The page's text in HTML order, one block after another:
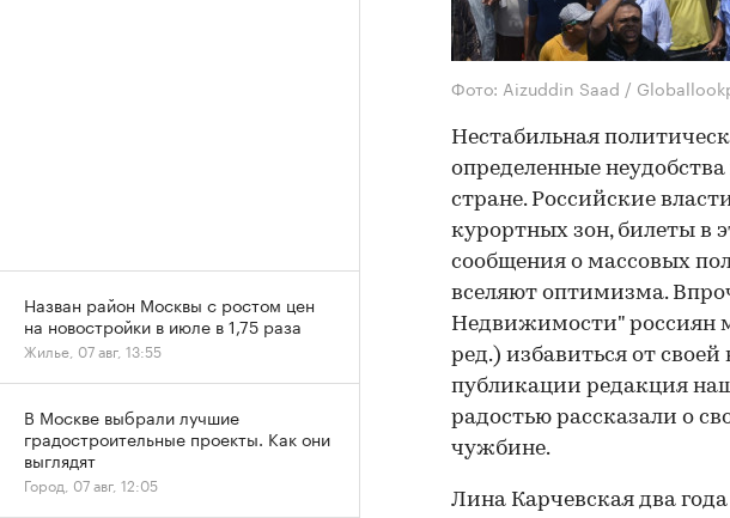
Фото: Aizuddin Saad /
Нестабильная
определенные
стране. Российские
курортных зон, билеты в
сообщения о массовых
вселяют оптимизма.
Недвижимости" россиян
ред.) избавиться от
публикации редакция
радостью рассказали о
чужбине.
Лина Карчевская два
Назван район Москвы с ростом цен
на новостройки в июле в 1,75 раза
Жилье, 07 авг, 13:55
В Москве выбрали лучшие
градостроительные проекты. Как они
выглядят
Город, 07 авг, 12:05